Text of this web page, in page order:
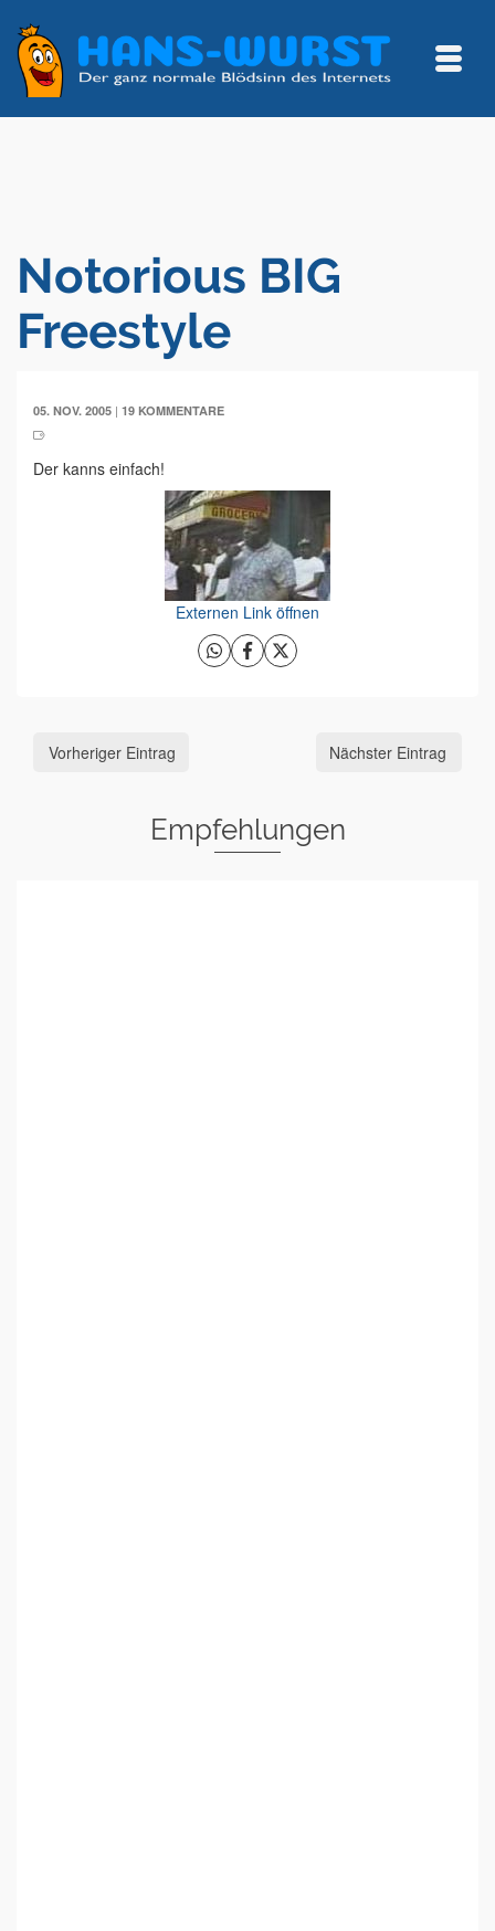
Notorious BIG
Freestyle
05. NOV. 2005 | 19 KOMMENTARE
Der kanns einfach!
Externen Link öffnen
Vorheriger Eintrag Nächster Eintrag
Empfehlungen